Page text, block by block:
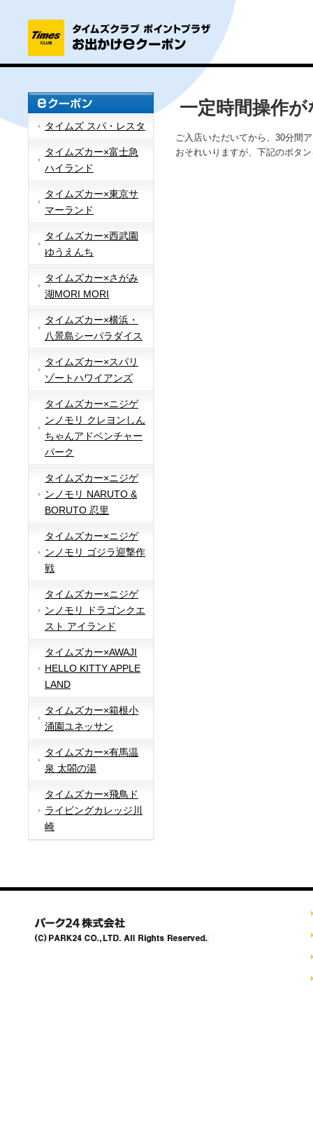
タイムズ スパ・レスタ
タイムズカー×富士急
ハイランド
タイムズカー×東京サ
マーランド
タイムズカー×西武園
ゆうえんち
タイムズカー×さがみ
湖MORI MORI
タイムズカー×横浜・
八景島シーパラダイス
タイムズカー×スパリ
ゾートハワイアンズ
タイムズカー×ニジゲ
ンノモリ クレヨンしん
ちゃんアドベンチャー
パーク
タイムズカー×ニジゲ
ンノモリ NARUTO &
BORUTO 忍里
タイムズカー×ニジゲ
ンノモリ ゴジラ迎撃作
戦
タイムズカー×ニジゲ
ンノモリ ドラゴンクエ
スト アイランド
タイムズカー×AWAJI
HELLO KITTY APPLE
LAND
タイムズカー×箱根小
涌園ユネッサン
タイムズカー×有馬温
泉 太閤の湯
タイムズカー×飛鳥ド
ライビングカレッジ川
崎
一定時間操作
ご入店いただいてから、30分間
おそれいりますが、下記のボタ